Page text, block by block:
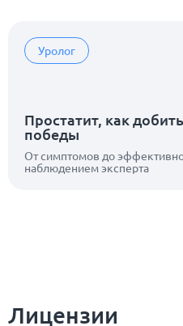
Уролог
Простатит, как
победы
От симптомов до
наблюдением эксперта
Лицензии